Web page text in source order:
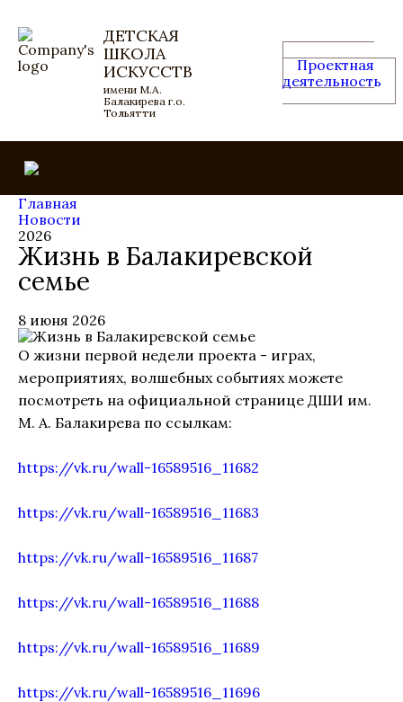
ДЕТСКАЯ
ШКОЛА
ИСКУССТВ
имени М.А.
Балакирева г.о.
Тольятти
Проектная
деятельность
Главная
Новости
2026
Жизнь в Балакиревской
семье
8 июня 2026
О жизни первой недели проекта - играх,
мероприятиях, волшебных событиях можете
посмотреть на официальной странице ДШИ им.
М. А. Балакирева по ссылкам:
https://vk.ru/wall-16589516_11682
https://vk.ru/wall-16589516_11683
https://vk.ru/wall-16589516_11687
https://vk.ru/wall-16589516_11688
https://vk.ru/wall-16589516_11689
https://vk.ru/wall-16589516_11696